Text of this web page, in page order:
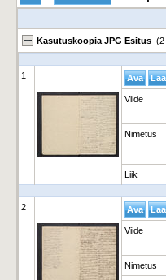
Kasutuskoopia JPG Esitus (2
1
Viide
Nimetus
Liik
2
Viide
Nimetus